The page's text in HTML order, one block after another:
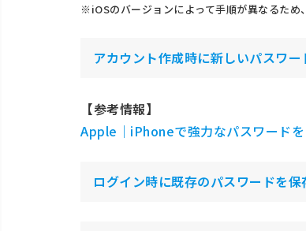
※iOSのバージョンによって手順が異なるため
アカウント作成時に新しいパスワ
【参考情報】
Apple｜iPhoneで強力なパスワード
ログイン時に既存のパスワードを